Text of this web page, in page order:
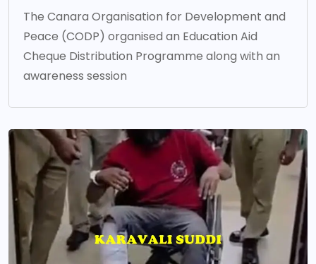
The Canara Organisation for Development and
Peace (CODP) organised an Education Aid
Cheque Distribution Programme along with an
awareness session